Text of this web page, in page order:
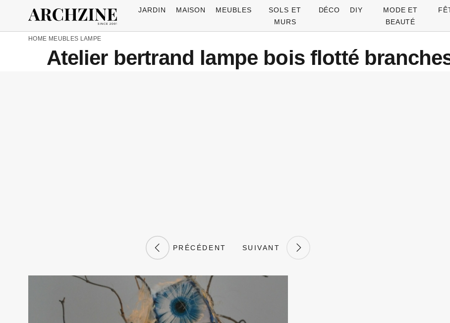
JARDIN MAISON MEUBLES
SOLS ET
MURS
DÉCO DIY
MODE ET
BEAUTÉ
HOME MEUBLES LAMPE
Atelier bertrand lampe bois flotté
PRÉCÉDENT SUIVANT